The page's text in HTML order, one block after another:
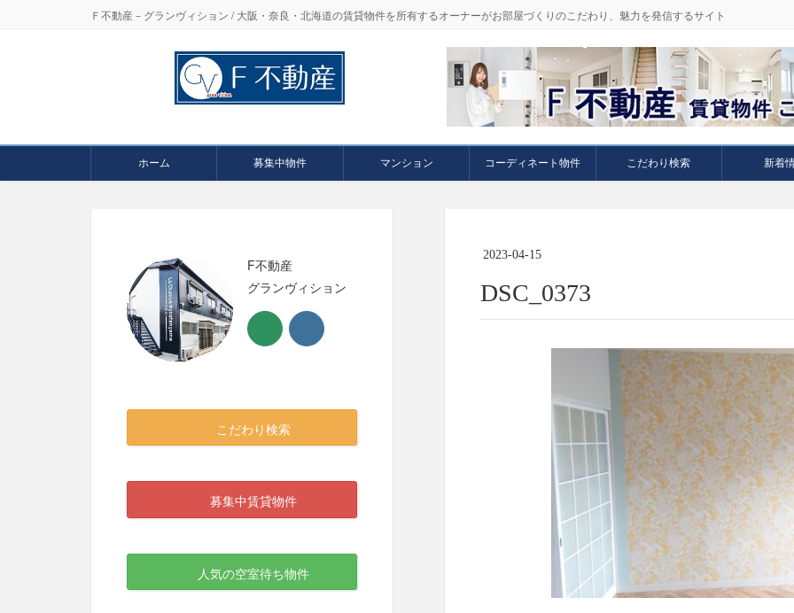
Ｆ不動産－グランヴィション / 大阪・奈良・北海道の賃貸物件を所有するオーナーがお部屋づくりのこだわり、魅力を発信するサイト
ホーム 募集中物件 マンション コーディネート物件 こだわり検索 新着
2023-04-15
DSC_0373
F不動産
グランヴィション
こだわり検索
募集中賃貸物件
人気の空室待ち物件